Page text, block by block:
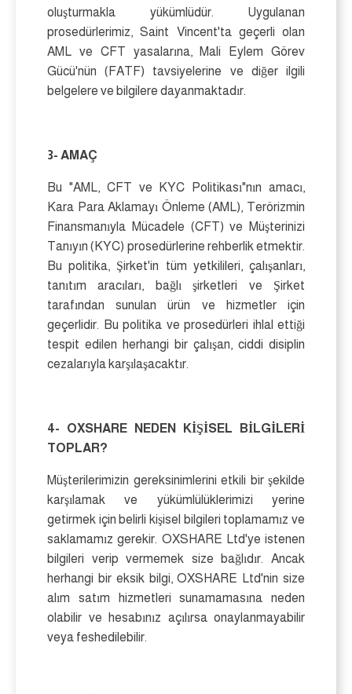
oluşturmakla yükümlüdür. Uygulanan
prosedürlerimiz, Saint Vincent'ta geçerli olan
AML ve CFT yasalarına, Mali Eylem Görev
Gücü'nün (FATF) tavsiyelerine ve diğer ilgili
belgelere ve bilgilere dayanmaktadır.
3- AMAÇ
Bu "AML, CFT ve KYC Politikası"nın amacı,
Kara Para Aklamayı Önleme (AML), Terörizmin
Finansmanıyla Mücadele (CFT) ve Müşterinizi
Tanıyın (KYC) prosedürlerine rehberlik etmektir.
Bu politika, Şirket'in tüm yetkilileri, çalışanları,
tanıtım aracıları, bağlı şirketleri ve Şirket
tarafından sunulan ürün ve hizmetler için
geçerlidir. Bu politika ve prosedürleri ihlal ettiği
tespit edilen herhangi bir çalışan, ciddi disiplin
cezalarıyla karşılaşacaktır.
4- OXSHARE NEDEN KİŞİSEL BİLGİLERİ
TOPLAR?
Müşterilerimizin gereksinimlerini etkili bir şekilde
karşılamak ve yükümlülüklerimizi yerine
getirmek için belirli kişisel bilgileri toplamamız ve
saklamamız gerekir. OXSHARE Ltd'ye istenen
bilgileri verip vermemek size bağlıdır. Ancak
herhangi bir eksik bilgi, OXSHARE Ltd'nin size
alım satım hizmetleri sunamamasına neden
olabilir ve hesabınız açılırsa onaylanmayabilir
veya feshedilebilir.